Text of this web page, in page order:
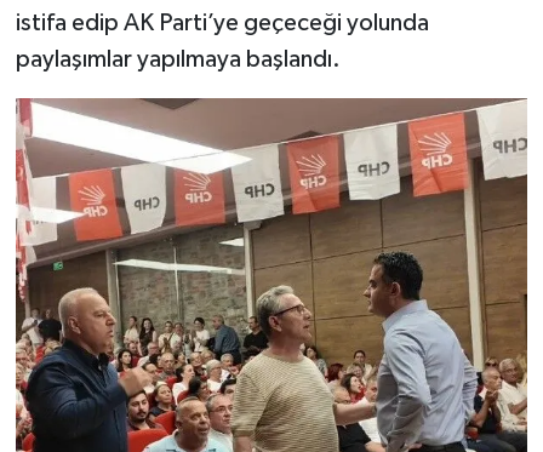
istifa edip AK Parti’ye geçeceği yolunda
paylaşımlar yapılmaya başlandı.